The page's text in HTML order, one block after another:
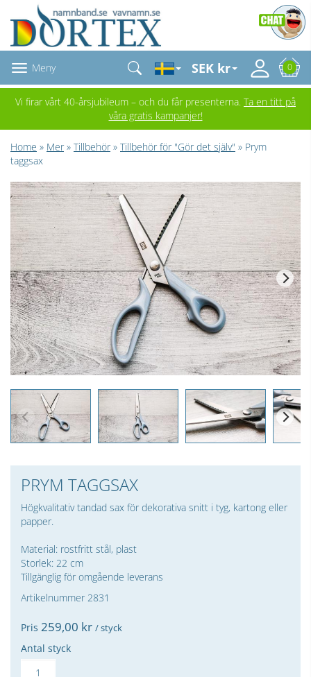
Meny SEK kr 0
Vi firar vårt 40-årsjubileum – och du får presenterna. Ta en titt på
våra gratis kampanjer!
Home » Mer» Tillbehör» Tillbehör för "Gör det själv" » Prym
taggsax
PRYM TAGGSAX
Högkvalitativ tandad sax för dekorativa snitt i tyg, kartong eller
papper.
Material: rostfritt stål, plast
Storlek: 22 cm
Tillgänglig för omgående leverans
Artikelnummer 2831
Pris 259,00 kr / styck
Antal styck